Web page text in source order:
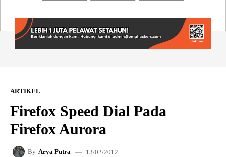
ARTIKEL
Firefox Speed Dial Pada
Firefox Aurora
By Arya Putra 13/02/2012